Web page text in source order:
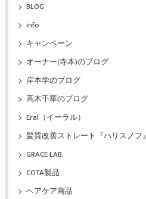
BLOG
info
キャンペーン
オーナー(寺本)のブログ
岸本学のブログ
高木千華のブログ
Eral（イーラル）
髪質改善ストレート『ハリスノフ』
GRACE LAB.
COTA製品
ヘアケア商品